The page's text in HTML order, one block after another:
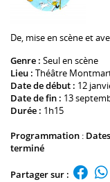
De, mise en scène et
Genre : Seul en scène
Lieu : Théâtre
Date de début : 12
Date de fin : 13
Durée : 1h15
Programmation :
terminé
Partager sur :